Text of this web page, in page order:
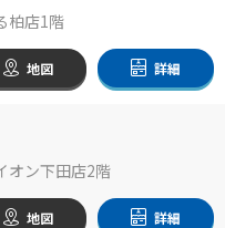
柏店1階
地図 詳細
オン下田店2階
地図 詳細